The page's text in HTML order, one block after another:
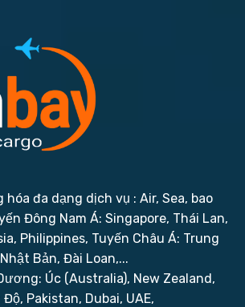
đa dạng dịch vụ : Air, Sea, bao
Đông Nam Á: Singapore, Thái Lan,
Philippines, Tuyến Châu Á: Trung
Bản, Đài Loan,...
Úc (Australia), New Zealand,
Pakistan, Dubai, UAE,